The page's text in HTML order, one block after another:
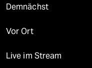
Demnächst
Vor Ort
Live im Stream